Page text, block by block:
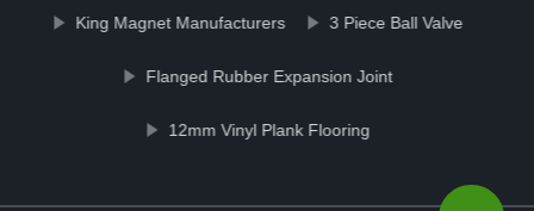
King Magnet Manufacturers 3 Piece Ball Valve
Flanged Rubber Expansion Joint
12mm Vinyl Plank Flooring